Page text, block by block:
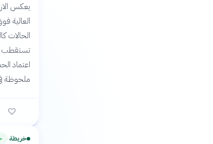
يعكس
الحالات
اعتماد
ملحوظة
خريطة›